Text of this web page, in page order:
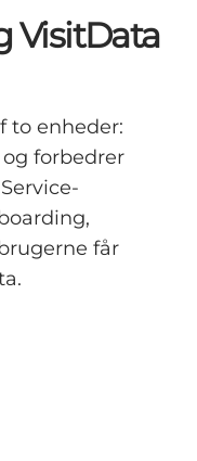
VisitData
to enheder:
forbedrer
får